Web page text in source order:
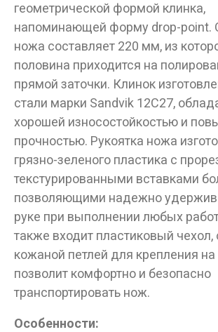
геометрической формой клинка,
напоминающей форму drop-point.
ножа составляет 220 мм, из
половина приходится на
прямой заточки. Клинок
стали марки Sandvik 12C27,
хорошей износостойкостью и
прочностью. Рукоятка ножа
грязно-зеленого пластика с
текстурированными вставками
позволяющими надежно
руке при выполнении любых
также входит пластиковый
кожаной петлей для крепления на
позволит комфортно и безопасно
транспортировать нож.
Особенности: